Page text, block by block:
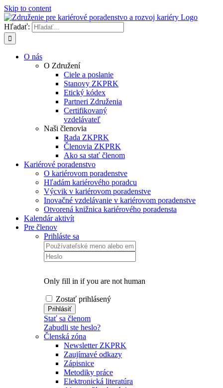
Skip to content
Hľadať:
O nás
O Združení
Ciele a poslanie
Stanovy ZKPRK
Etický kódex
Partneri Združenia
Certifikovaný
vzdelávateľ
Naši členovia
Rada ZKPRK
Členovia ZKPRK
Ako sa stať členom
Kariérové poradenstvo
O kariérovom poradenstve
Hľadám kariérového poradcu
Výcvik v kariérovom poradenstve
Inovačné vzdelávanie v kariérovom poradenstve
Otvorená knižnica kariérového poradensta
Kalendár aktivít
Pre členov
Prihláste sa
Only fill in if you are not human
Zostať prihlásený
Stať sa členom
Zabudli ste heslo?
Členská zóna
Newsletter ZKPRK
Zaujímavé odkazy
Zápisnice
Metodiky práce
Elektronická literatúra